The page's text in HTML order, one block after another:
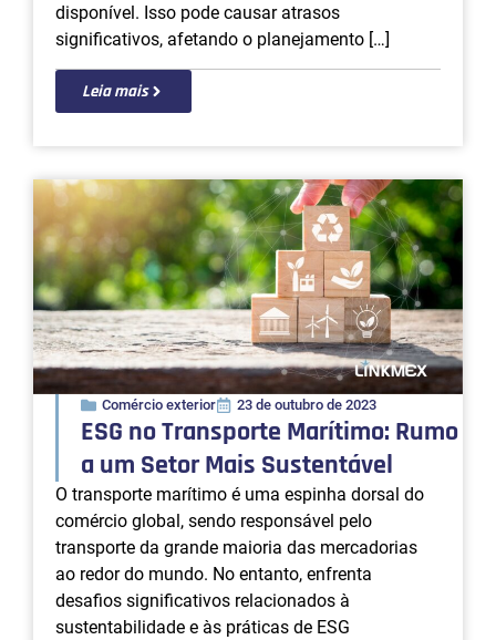
disponível. Isso pode causar atrasos
significativos, afetando o planejamento […]
Leia mais
Comércio exterior 23 de outubro de 2023
ESG no Transporte Marítimo: Rumo
a um Setor Mais Sustentável
O transporte marítimo é uma espinha dorsal do
comércio global, sendo responsável pelo
transporte da grande maioria das mercadorias
ao redor do mundo. No entanto, enfrenta
desafios significativos relacionados à
sustentabilidade e às práticas de ESG